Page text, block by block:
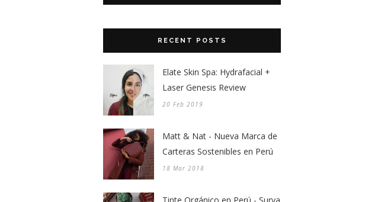
RECENT POSTS
Elate Skin Spa: Hydrafacial +
Laser Genesis Review
20 Feb 2019
Matt & Nat - Nueva Marca de
Carteras Sostenibles en Perú
18 Mar 2018